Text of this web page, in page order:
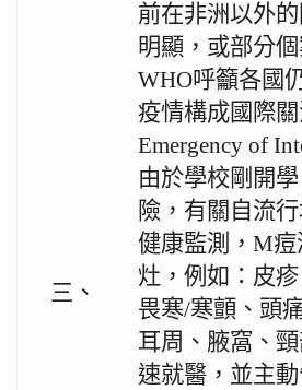
前在非洲以外
明顯，或部分
WHO呼籲各國
疫情構成國際
Emergency of
三、
由於學校剛開
險，有關自流
健康監測，M
灶，例如：皮
畏寒/寒顫、頭
耳周、腋窩、
速就醫，並主